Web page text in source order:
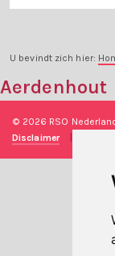
U bevindt zich hier:
Aerdenhout
© 2026 RSO
Disclaimer